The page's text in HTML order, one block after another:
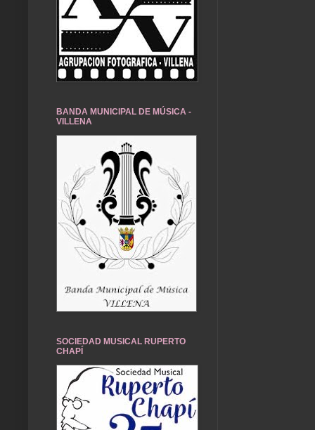
BANDA MUNICIPAL DE MÚSICA -
VILLENA
SOCIEDAD MUSICAL RUPERTO
CHAPÍ